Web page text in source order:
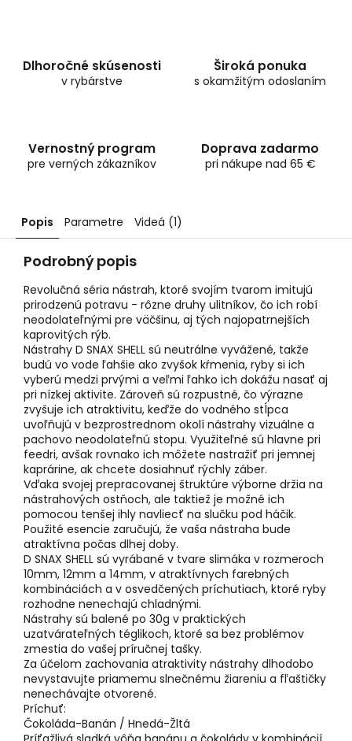
Dlhoročné skúsenosti
v rybárstve
Široká ponuka
s okamžitým odoslaním
Vernostný program
pre verných zákazníkov
Doprava zadarmo
pri nákupe nad 65 €
Popis Parametre Videá (1)
Podrobný popis
Revolučná séria nástrah, ktoré svojím tvarom imitujú
prirodzenú potravu - rôzne druhy ulitníkov, čo ich robí
neodolateľnými pre väčšinu, aj tých najopatrnejších
kaprovitých rýb.
Nástrahy D SNAX SHELL sú neutrálne vyvážené, takže
budú vo vode ľahšie ako zvyšok kŕmenia, ryby si ich
vyberú medzi prvými a veľmi ľahko ich dokážu nasať aj
pri nízkej aktivite. Zároveň sú rozpustné, čo výrazne
zvyšuje ich atraktivitu, keďže do vodného stĺpca
uvoľňujú v bezprostrednom okolí nástrahy vizuálne a
pachovo neodolateľnú stopu. Využiteľné sú hlavne pri
feedri, avšak rovnako ich môžete nastražiť pri jemnej
kaprárine, ak chcete dosiahnuť rýchly záber.
Vďaka svojej prepracovanej štruktúre výborne držia na
nástrahových ostňoch, ale taktiež je možné ich
pomocou tenšej ihly navliecť na slučku pod háčik.
Použité esencie zaručujú, že vaša nástraha bude
atraktívna počas dlhej doby.
D SNAX SHELL sú vyrábané v tvare slimáka v rozmeroch
10mm, 12mm a 14mm, v atraktívnych farebných
kombináciách a v osvedčených príchutiach, ktoré ryby
rozhodne nenechajú chladnými.
Nástrahy sú balené po 30g v praktických
uzatvárateľných téglikoch, ktoré sa bez problémov
zmestia do vašej príručnej tašky.
Za účelom zachovania atraktivity nástrahy dlhodobo
nevystavujte priamemu slnečnému žiareniu a fľaštičky
nenechávajte otvorené.
Príchuť:
Čokoláda-Banán / Hnedá-Žltá